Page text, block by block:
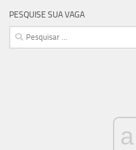
PESQUISE SUA VAGA
Pesquisar
por: